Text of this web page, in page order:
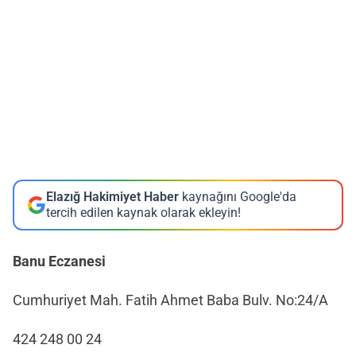
Elazığ Hakimiyet Haber kaynağını Google'da
tercih edilen kaynak olarak ekleyin!
Banu Eczanesi
Cumhuriyet Mah. Fatih Ahmet Baba Bulv. No:24/A
424 248 00 24